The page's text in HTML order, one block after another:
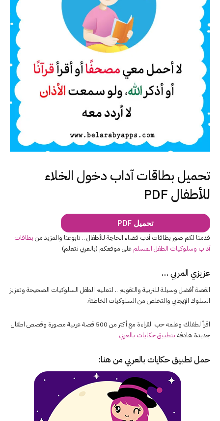
تحميل بطاقات آداب دخول الخلاء
للأطفال PDF
تحميل PDF
قدمنا لكم صور بطاقات أدب قضاء الحاجة للأطفال .. تابوعنا والمزيد من بطاقات
آداب وسلوكيات الطفل المسلم على موقعكم (بالعربي نتعلم)
عزيزي المربي …
القصة أفضل وسيلة للتربية والتقويم .. لتعليم الطفل السلوكيات الصحيحة وتعزيز
السلوك الإيجابي والتخلص من السلوكيات الخاطئة.
اقرأ لطفلك وعلمه حب القراءة مع أكثر من 500 قصة عربية مصورة وقصص اطفال
جديدة هادفة بتطبيق حكايات بالعربي
حمل تطبيقحكايات بالعربي من هنا: